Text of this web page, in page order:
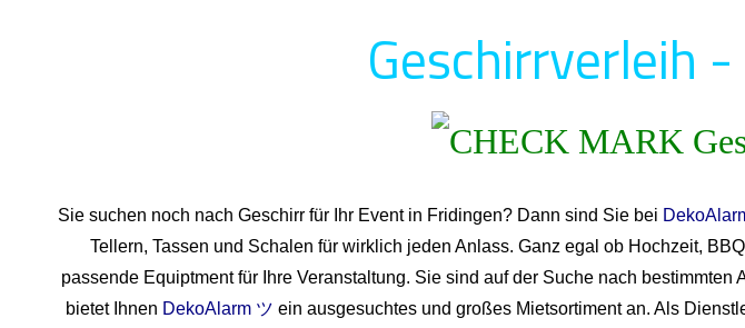
Geschirrverleih
Sie suchen noch nach Geschirr für Ihr Event in Fridingen? Dann sind Sie bei
Tellern, Tassen und Schalen für wirklich jeden Anlass. Ganz egal ob Hochzeit,
passende Equiptment für Ihre Veranstaltung. Sie sind auf der Suche nach
bietet Ihnen DekoAlarm ツ ein ausgesuchtes und großes Mietsortiment an. Als